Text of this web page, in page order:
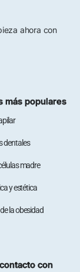
ahora con
más populares
dentales
madre
y estética
la obesidad
con